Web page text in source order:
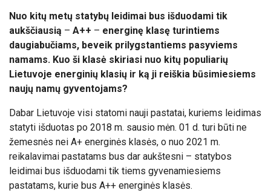
Nuo kitų metų statybų leidimai bus išduodami tik
aukščiausią – A++ – energinę klasę turintiems
daugiabučiams, beveik prilygstantiems pasyviems
namams. Kuo ši klasė skiriasi nuo kitų populiarių
Lietuvoje energinių klasių ir ką ji reiškia būsimiesiems
naujų namų gyventojams?
Dabar Lietuvoje visi statomi nauji pastatai, kuriems leidimas
statyti išduotas po 2018 m. sausio mėn. 01 d. turi būti ne
žemesnės nei A+ energinės klasės, o nuo 2021 m.
reikalavimai pastatams bus dar aukštesni – statybos
leidimai bus išduodami tik tiems gyvenamiesiems
pastatams, kurie bus A++ energinės klasės.